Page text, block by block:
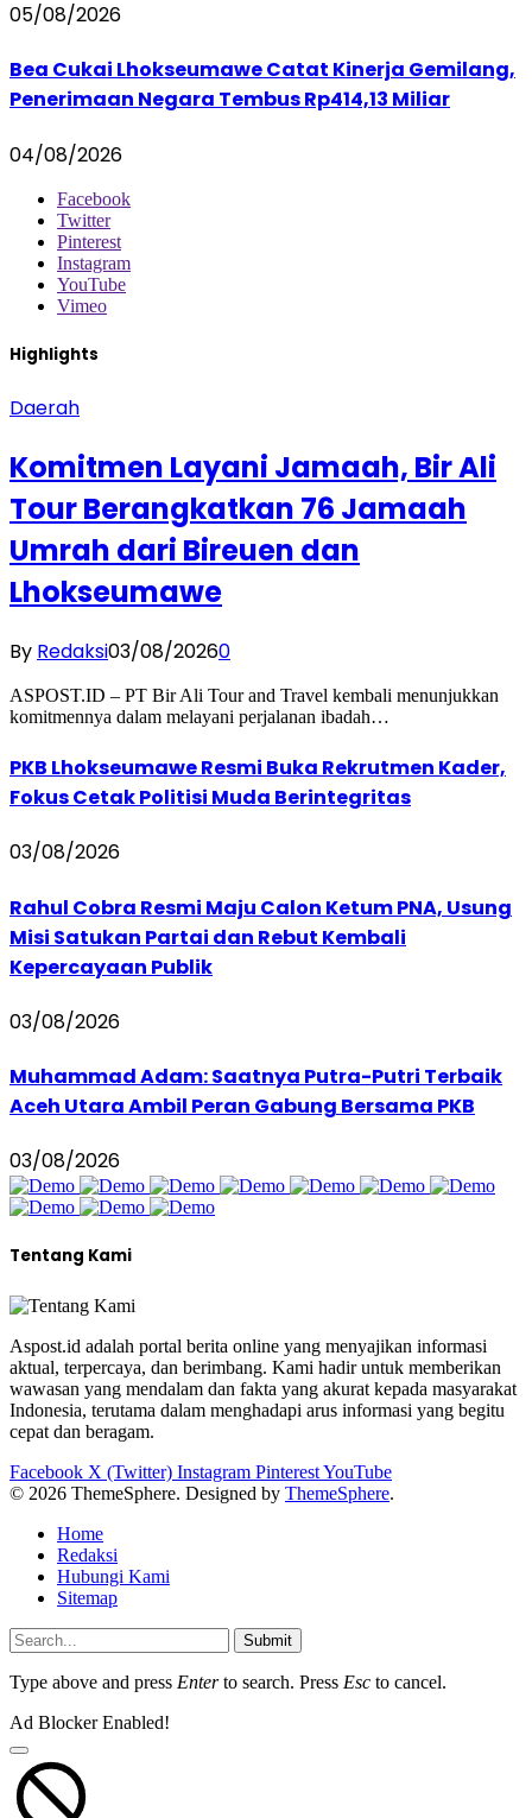
05/08/2026
Bea Cukai Lhokseumawe Catat Kinerja Gemilang,
Penerimaan Negara Tembus Rp414,13 Miliar
04/08/2026
Facebook
Twitter
Pinterest
Instagram
YouTube
Vimeo
Highlights
Daerah
Komitmen Layani Jamaah, Bir Ali
Tour Berangkatkan 76 Jamaah
Umrah dari Bireuen dan
Lhokseumawe
By Redaksi03/08/20260
ASPOST.ID – PT Bir Ali Tour and Travel kembali menunjukkan
komitmennya dalam melayani perjalanan ibadah…
PKB Lhokseumawe Resmi Buka Rekrutmen Kader,
Fokus Cetak Politisi Muda Berintegritas
03/08/2026
Rahul Cobra Resmi Maju Calon Ketum PNA, Usung
Misi Satukan Partai dan Rebut Kembali
Kepercayaan Publik
03/08/2026
Muhammad Adam: Saatnya Putra-Putri Terbaik
Aceh Utara Ambil Peran Gabung Bersama PKB
03/08/2026
Tentang Kami
Aspost.id adalah portal berita online yang menyajikan informasi
aktual, terpercaya, dan berimbang. Kami hadir untuk memberikan
wawasan yang mendalam dan fakta yang akurat kepada masyarakat
Indonesia, terutama dalam menghadapi arus informasi yang begitu
cepat dan beragam.
Facebook X (Twitter) Instagram PinterestYouTube
© 2026 ThemeSphere. Designed by ThemeSphere.
Home
Redaksi
Hubungi Kami
Sitemap
Submit
Type above and press Enterto search. Press Esc to cancel.
Ad Blocker Enabled!